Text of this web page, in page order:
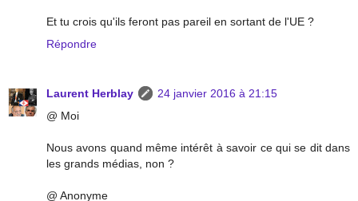
Et tu crois qu'ils feront pas pareil en sortant de l'UE ?
Répondre
Laurent Herblay
24 janvier 2016 à 21:15
@ Moi
Nous avons quand même intérêt à savoir ce qui se dit dans
les grands médias, non ?
@ Anonyme